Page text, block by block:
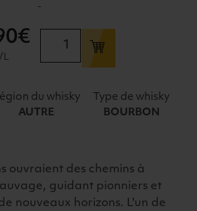
-
BUFFALO
L
du whisky
AUTRE
Type de whisky
BOURBON
ouvraient des chemins à
guidant pionniers et
nouveaux horizons. L'un de